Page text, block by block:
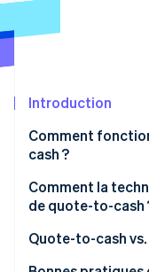
Radar
Constitution de
Élimination du
Vérification de
Introduction
Comment
cash ?
Comment la
de quote-to-cash
Quote-to-cash